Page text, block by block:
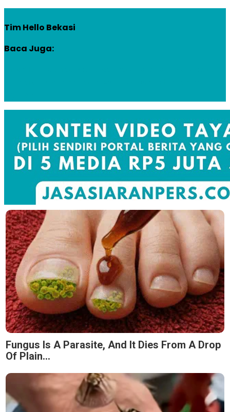
Tim Hello Bekasi
Baca Juga:
Fungus Is A Parasite, And It Dies From A Drop
Of Plain...